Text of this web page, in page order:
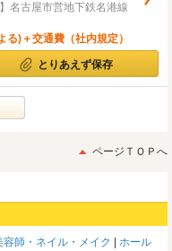
名古屋市営地下鉄名港線
)＋交通費（社内規定）
とりあえず保存
ページＴＯＰへ
容師・ネイル・メイク
ホール